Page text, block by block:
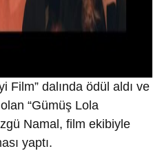
Film” dalında ödül aldı ve
“Gümüş Lola
Namal, film ekibiyle
yaptı.